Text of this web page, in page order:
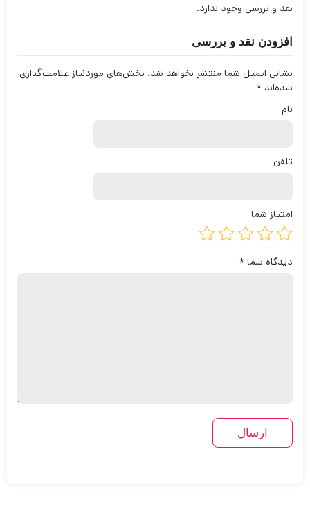
نقد و بررسی وجود ندارد.
افزودن نقد و بررسی
نشانی ایمیل شما منتشر نخواهد شد. بخش‌های موردنیاز علامت‌گذاری
شده‌اند *
نام
تلفن
امتیاز شما
دیدگاه شما *